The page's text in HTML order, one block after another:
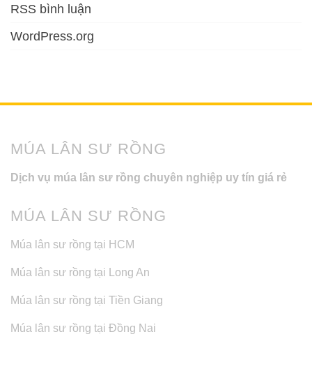
RSS bình luận
WordPress.org
MÚA LÂN SƯ RỒNG
Dịch vụ múa lân sư rồng chuyên nghiệp uy tín giá rẻ
MÚA LÂN SƯ RỒNG
Múa lân sư rồng tại HCM
Múa lân sư rồng tại Long An
Múa lân sư rồng tại Tiền Giang
Múa lân sư rồng tại Đồng Nai